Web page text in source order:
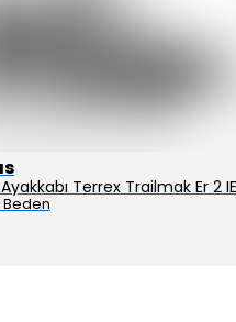
Beden